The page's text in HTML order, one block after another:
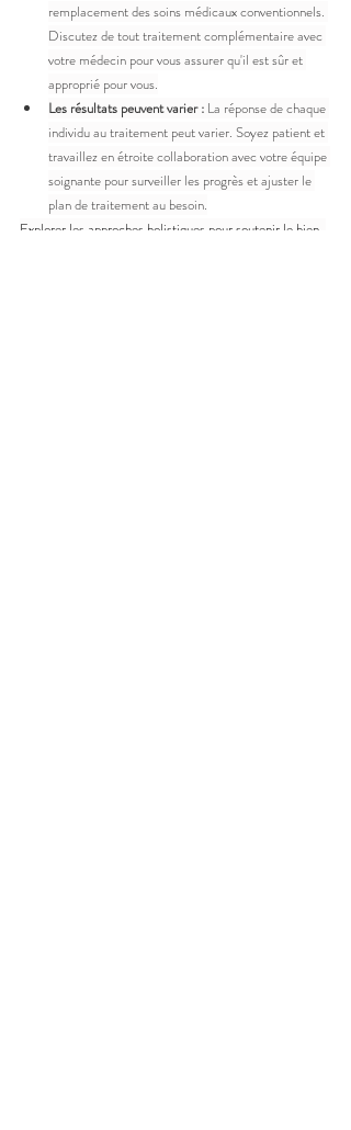
remplacement des soins médicaux conventionnels.
Discutez de tout traitement complémentaire avec
votre médecin pour vous assurer qu'il est sûr et
approprié pour vous.
Les résultats peuvent varier : La réponse de chaque
individu au traitement peut varier. Soyez patient et
travaillez en étroite collaboration avec votre équipe
soignante pour surveiller les progrès et ajuster le
plan de traitement au besoin.
Explorer les approches holistiques pour soutenir le bien-